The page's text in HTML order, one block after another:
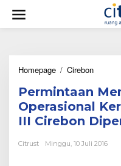
w
Homepage / Cirebon
m
i
n
a
Permintaan
Operasional
III Cirebon
Citrust Minggu, 10 Juli 2016